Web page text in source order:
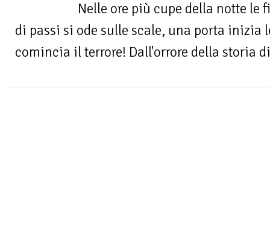
Nelle ore più cupe della notte le
di passi si ode sulle scale, una porta inizia
comincia il terrore! Dall'orrore della storia